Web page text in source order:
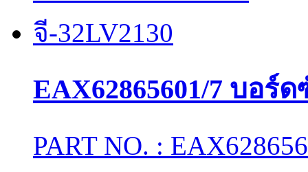
EAX62865601/7 บอร์
PART NO. :